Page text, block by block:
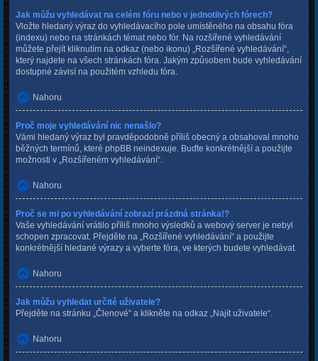
Jak můžu vyhledávat na celém fóru nebo v jednotlivých fórech?
Vložte hledaný výraz do vyhledávacího pole umístěného na obsahu fóra
(indexu) nebo na stránkách témat nebo fór. Na rozšířené vyhledávání
můžete přejít kliknutím na odkaz (nebo ikonu) „Rozšířené vyhledávání“,
který najdete na všech stránkách fóra. Jakým způsobem bude vyhledávání
dostupné závisí na použitém vzhledu fóra.
Nahoru
Proč moje vyhledávání nic nenašlo?
Vámi hledaný výraz byl pravděpodobně příliš obecný a obsahoval mnoho
běžných termínů, které phpBB neindexuje. Buďte konkrétnější a použijte
možnosti v „Rozšířeném vyhledávání“.
Nahoru
Proč se mi po vyhledávání zobrazí prázdná stránka!?
Vaše vyhledávání vrátilo příliš mnoho výsledků a webový server je nebyl
schopen zpracovat. Přejděte na „Rozšířené vyhledávání“ a použijte
konkrétnější hledané výrazy a vyberte fóra, ve kterých budete vyhledávat.
Nahoru
Jak můžu vyhledat určité uživatele?
Přejděte na stránku „Členové“ a klikněte na odkaz „Najít uživatele“.
Nahoru